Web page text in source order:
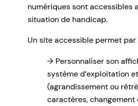
numériques sont accessibles
situation de handicap.
Un site accessible permet par
Personnaliser son
système d’exploitation
(agrandissement ou
caractères,